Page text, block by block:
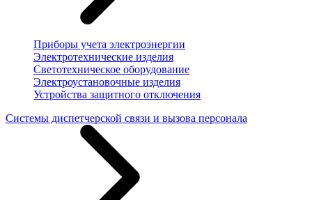
Приборы учета электроэнергии
Электротехнические изделия
Светотехническое оборудование
Электроустановочные изделия
Устройства защитного отключения
Системы диспетчерской связи и вызова персонала